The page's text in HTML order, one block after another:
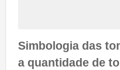
Simbologia das
a quantidade de